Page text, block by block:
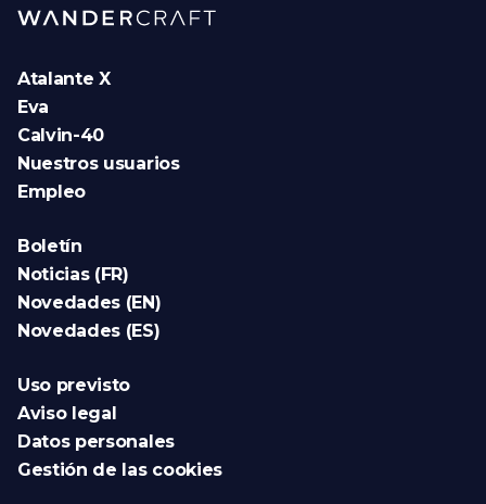
Atalante X
Eva
Calvin-40
Nuestros usuarios
Empleo
Boletín
Noticias (FR)
Novedades (EN)
Novedades (ES)
Uso previsto
Aviso legal
Datos personales
Gestión de las cookies